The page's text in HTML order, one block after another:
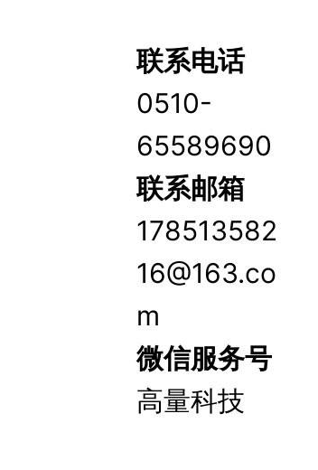
联系电话
0510-
65589690
联系邮箱
178513582
16@163.co
m
微信服务号
高量科技